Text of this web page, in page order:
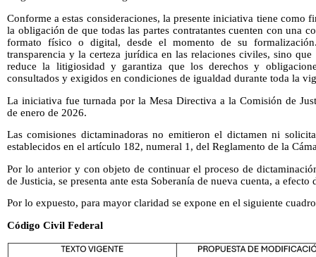
Conforme a estas consideraciones, la presente iniciativa tiene como
la obligación de que todas las partes contratantes cuenten con una
formato físico o digital, desde el momento de su
transparencia y la certeza jurídica en las relaciones civiles, sino
reduce la litigiosidad y garantiza que los derechos y
consultados y exigidos en condiciones de igualdad durante toda la
La iniciativa fue turnada por la Mesa Directiva a la Comisión de
de enero de 2026.
Las comisiones dictaminadoras no emitieron el dictamen ni
establecidos en el artículo 182, numeral 1, del Reglamento de la
Por lo anterior y con objeto de continuar el proceso de
de Justicia, se presenta ante esta Soberanía de nueva cuenta, a
Por lo expuesto, para mayor claridad se expone en el siguiente
Código Civil Federal